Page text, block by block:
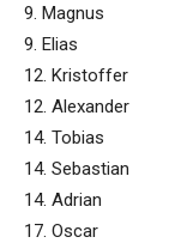
9. Magnus
9. Elias
12. Kristoffer
12. Alexander
14. Tobias
14. Sebastian
14. Adrian
17. Oscar